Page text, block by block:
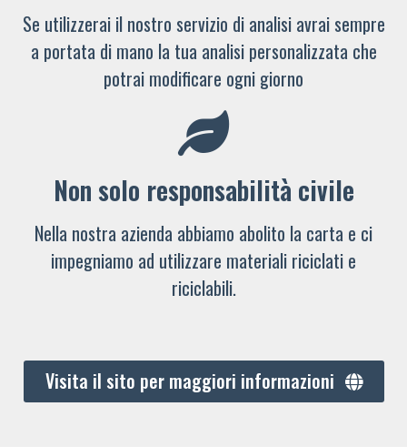
Se utilizzerai il nostro servizio di analisi avrai sempre
a portata di mano la tua analisi personalizzata che
potrai modificare ogni giorno
Non solo responsabilità civile
Nella nostra azienda abbiamo abolito la carta e ci
impegniamo ad utilizzare materiali riciclati e
riciclabili.
Visita il sito per maggiori informazioni